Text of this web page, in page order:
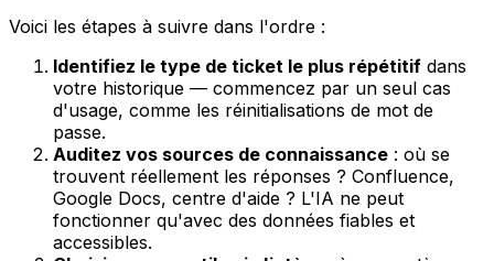
Voici les étapes à suivre dans l'ordre :
Identifiez le type de ticket le plus répétitif dans
votre historique — commencez par un seul cas
d'usage, comme les réinitialisations de mot de
passe.
Auditez vos sources de connaissance : où se
trouvent réellement les réponses ? Confluence,
Google Docs, centre d'aide ? L'IA ne peut
fonctionner qu'avec des données fiables et
accessibles.